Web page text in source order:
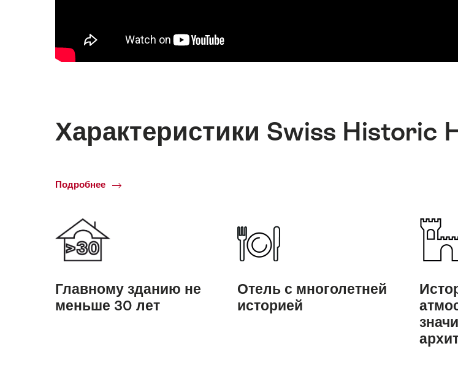
Характеристики Swiss Historic
Подробнее Criteria
Главному зданию не
меньше 30 лет
Отель с многолетней
историей